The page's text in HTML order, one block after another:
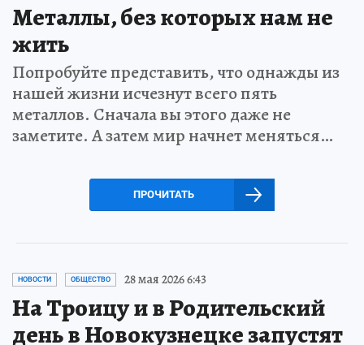
Металлы, без которых нам не
жить
Попробуйте представить, что однажды из
нашей жизни исчезнут всего пять
металлов. Сначала вы этого даже не
заметите. А затем мир начнет меняться…
ПРОЧИТАТЬ
НОВОСТИ ОБЩЕСТВО 28 мая 2026 6:43
На Троицу и в Родительский
день в Новокузнецке запустят